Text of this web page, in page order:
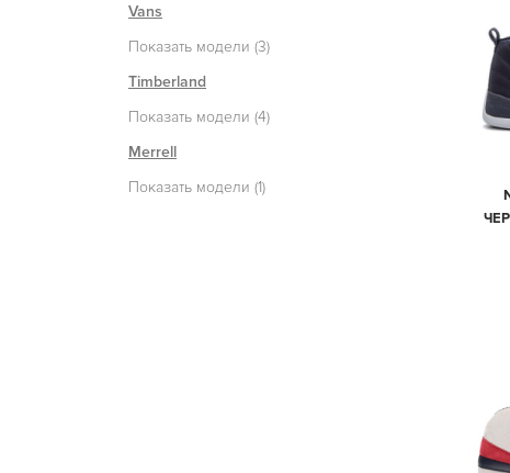
Vans
Показать модели (3)
Timberland
Показать модели (4)
Merrell
Показать модели (1)